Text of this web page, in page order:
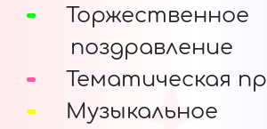
Торжественное
поздравление
Тематическая
Музыкальное